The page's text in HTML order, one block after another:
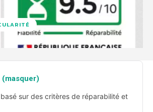
(masquer)
sur des critères de réparabilité et